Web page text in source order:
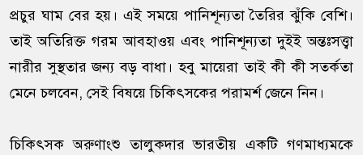
প্রচুর ঘাম বের হয়। এই সময়ে পানিশূন্যতা তৈরির ঝুঁকি বেশি।
তাই অতিরিক্ত গরম আবহাওয় এবং পানিশূন্যতা দুইই অন্তঃসত্ত্বা
নারীর সুস্থতার জন্য বড় বাধা। হবু মায়েরা তাই কী কী সতর্কতা
মেনে চলবেন, সেই বিষয়ে চিকিৎসকের পরামর্শ জেনে নিন।
চিকিৎসক অরুণাংশু তালুকদার ভারতীয় একটি গণমাধ্যমকে